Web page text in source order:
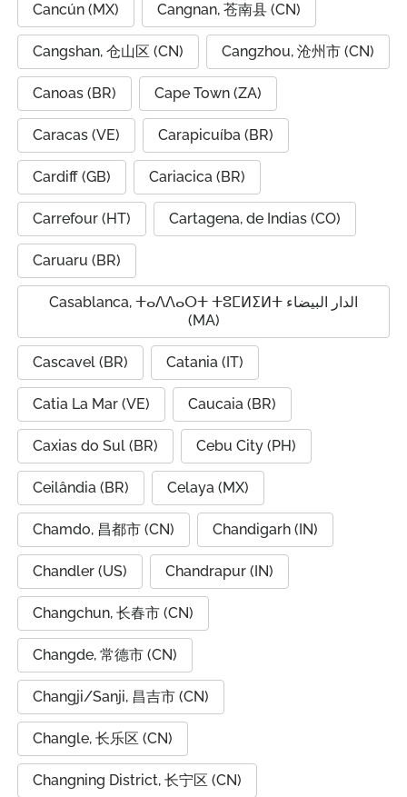
Cancún (MX) Cangnan, 苍南县 (CN)
Cangshan, 仓山区 (CN) Cangzhou, 沧州市 (CN)
Canoas (BR) Cape Town (ZA)
Caracas (VE) Carapicuíba (BR)
Cardiff (GB) Cariacica (BR)
Carrefour (HT) Cartagena, de Indias (CO)
Caruaru (BR)
Casablanca, ⵜⴰⴷⴷⴰⵔⵜ ⵜⵓⵎⵍⵉⵍⵜ الدار البيضاء
(MA)
Cascavel (BR) Catania (IT)
Catia La Mar (VE) Caucaia (BR)
Caxias do Sul (BR) Cebu City (PH)
Ceilândia (BR) Celaya (MX)
Chamdo, 昌都市 (CN) Chandigarh (IN)
Chandler (US) Chandrapur (IN)
Changchun, 长春市 (CN)
Changde, 常德市 (CN)
Changji/Sanji, 昌吉市 (CN)
Changle, 长乐区 (CN)
Changning District, 长宁区 (CN)